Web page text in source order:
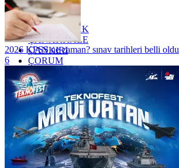
YALOVA
YOZGAT
ZONGULDAK
ÇANAKKALE
ÇANKIRI
ÇORUM
İSTANBUL
İZMİR
ŞANLIURFA
ŞIRNAK
2026 KPSS ne zaman? sınav tarihleri belli oldu
6